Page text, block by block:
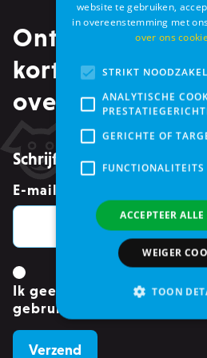
Ontvang alle
kortingen,
over events in
Schrijf je in voor de
E-mailadres
Ik geef toestemming om
gebruiken.
website te gebruiken,
in overeenstemming met
over ons
STRIKT
ANALYTISCHE
GERICHTE OF
FUNCTIONALITEITS
ACCEPTEER
WEIGER
TOON